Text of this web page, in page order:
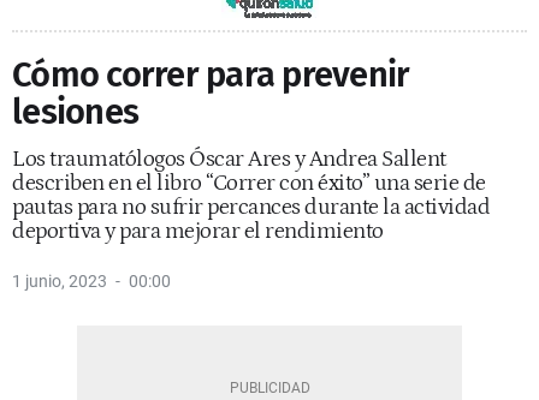
Cómo correr para prevenir
lesiones
Los traumatólogos Óscar Ares y Andrea Sallent
describen en el libro “Correr con éxito” una serie de
pautas para no sufrir percances durante la actividad
deportiva y para mejorar el rendimiento
1 junio, 2023 00:00